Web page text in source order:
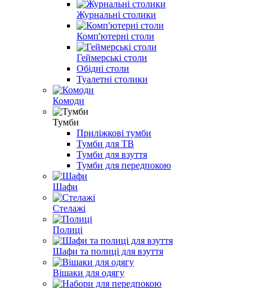
Журнальні столики
Комп'ютерні столи
Геймерські столи
Обідні столи
Туалетні столики
Комоди
Тумби
Приліжкові тумби
Тумби для ТВ
Тумби для взуття
Тумби для передпокою
Шафи
Стелажі
Полиці
Шафи та полиці для взуття
Вішаки для одягу